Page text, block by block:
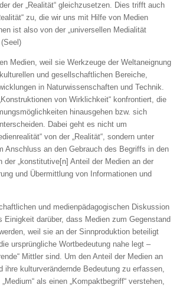
der „Realität“ gleichzusetzen. Dies trifft auch
zu, die wir uns mit Hilfe von Medien
ist also von der „universellen Medialität
Medien, weil sie Werkzeuge der Weltaneignung
und gesellschaftlichen Bereiche,
in Naturwissenschaften und Technik.
von Wirklichkeit“ konfrontiert, die
hinausgehen bzw. sich
Dabei geht es nicht um
von der „Realität“, sondern unter
Anschluss an den Gebrauch des Begriffs in den
der „konstitutive[n] Anteil der Medien an der
und Übermittlung von Informationen und
und medienpädagogischen Diskussion
Einigkeit darüber, dass Medien zum Gegenstand
weil sie an der Sinnproduktion beteiligt
ursprüngliche Wortbedeutung nahe legt –
Mittler sind. Um den Anteil der Medien an
ihre kulturverändernde Bedeutung zu erfassen,
als einen „Kompaktbegriff“ verstehen,